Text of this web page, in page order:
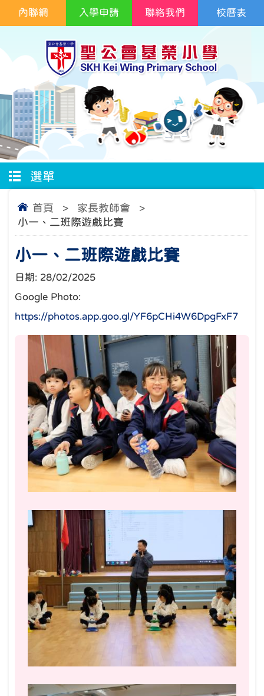
校曆表
內聯網 入學申請 聯絡我們
選單
首頁 > 家長教師會
>
小一、二班際遊戲比賽
小一、二班際遊戲比賽
日期: 28/02/2025
Google Photo:
https://photos.app.goo.gl/YF6pCHi4W6DpgFxF7